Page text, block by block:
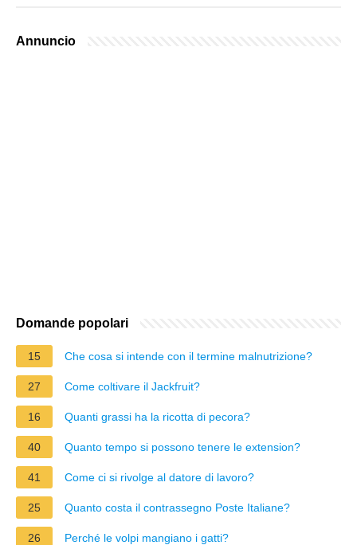
Annuncio
Domande popolari
15 Che cosa si intende con il termine malnutrizione?
27 Come coltivare il Jackfruit?
16 Quanti grassi ha la ricotta di pecora?
40 Quanto tempo si possono tenere le extension?
41 Come ci si rivolge al datore di lavoro?
25 Quanto costa il contrassegno Poste Italiane?
26 Perché le volpi mangiano i gatti?